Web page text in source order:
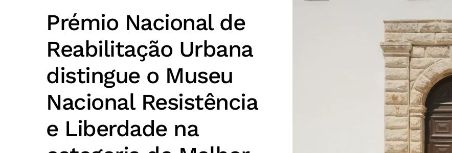
Prémio Nacional de
Reabilitação Urbana
distingue o Museu
Nacional Resistência
e Liberdade na